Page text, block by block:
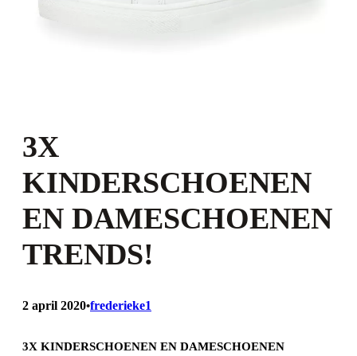
3X
KINDERSCHOENEN
EN DAMESCHOENEN
TRENDS!
2 april 2020•frederieke1
3X KINDERSCHOENEN EN DAMESCHOENEN